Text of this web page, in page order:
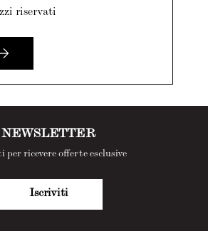
riservati
NEWSLETTER
per ricevere offerte esclusive
Iscriviti